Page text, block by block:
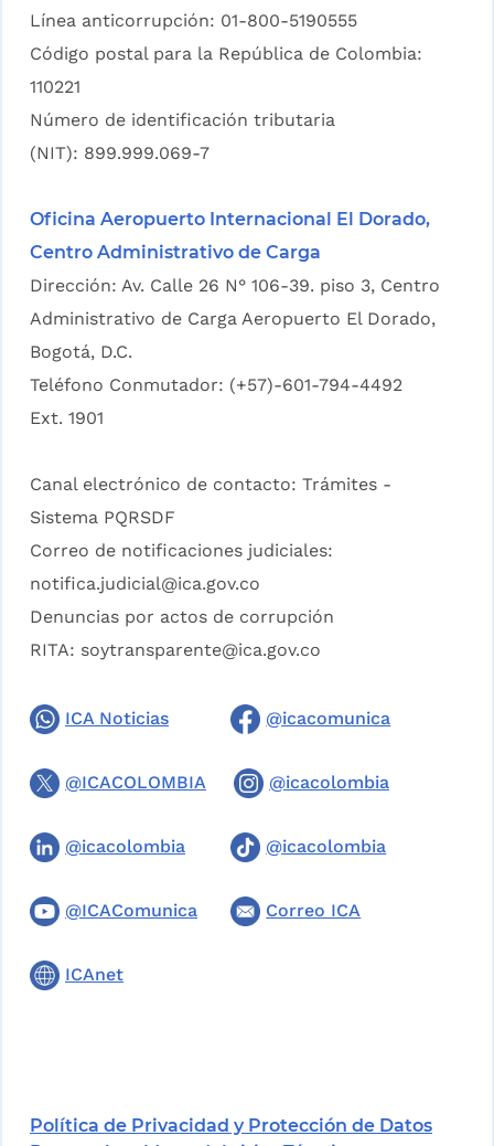
Línea anticorrupción: 01-800-5190555
Código postal para la República de Colombia:
110221
Número de identificación tributaria
(NIT): 899.999.069-7
Oficina Aeropuerto Internacional El Dorado,
Centro Administrativo de Carga
Dirección: Av. Calle 26 N° 106-39. piso 3, Centro
Administrativo de Carga Aeropuerto El Dorado,
Bogotá, D.C.
Teléfono Conmutador: (+57)-601-794-4492
Ext. 1901
Canal electrónico de contacto: Trámites -
Sistema PQRSDF
Correo de notificaciones judiciales:
notifica.judicial@ica.gov.co
Denuncias por actos de corrupción
RITA: soytransparente@ica.gov.co
ICA Noticias @icacomunica
@ICACOLOMBIA @icacolombia
@icacolombia @icacolombia
@ICAComunica Correo ICA
ICAnet
Política de Privacidad y Protección de Datos